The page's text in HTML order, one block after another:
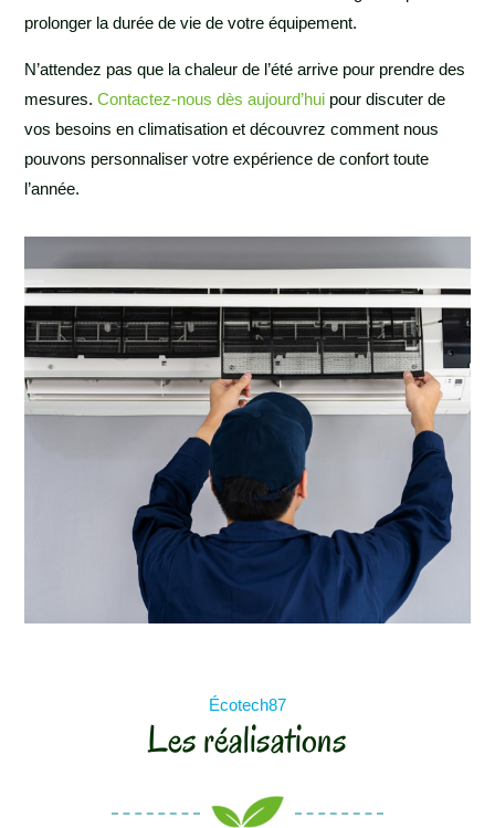
prolonger la durée de vie de votre équipement.
N’attendez pas que la chaleur de l’été arrive pour prendre des
mesures. Contactez-nous dès aujourd’hui pour discuter de
vos besoins en climatisation et découvrez comment nous
pouvons personnaliser votre expérience de confort toute
l’année.
Écotech87
Les réalisations